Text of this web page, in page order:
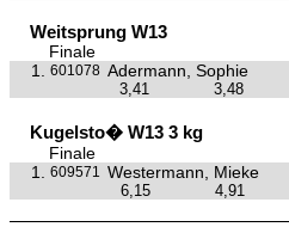
Weitsprung W13
Finale
1.
601078 Adermann, Sophie
3,41 3,48
Kugelsto� W13 3 kg
Finale
1.
609571 Westermann, Mieke
6,15 4,91